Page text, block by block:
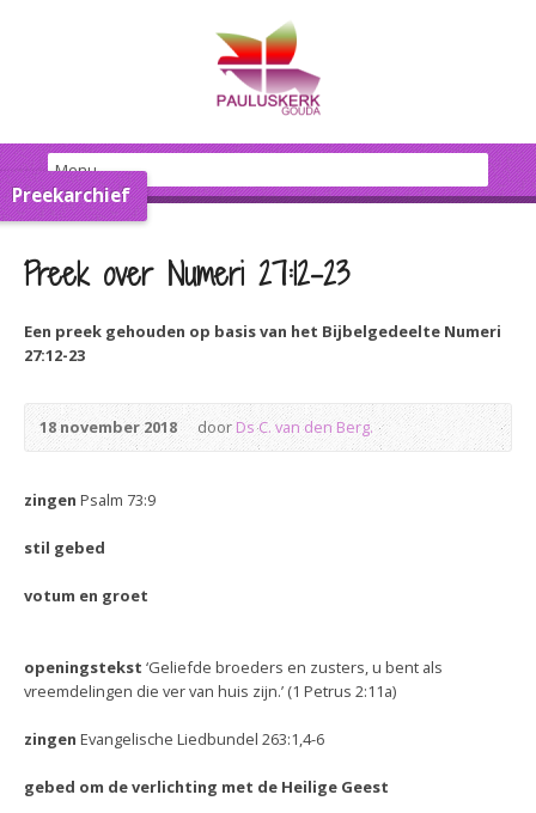
Preekarchief
Preek over Numeri 27:12-23
Een preek gehouden op basis van het Bijbelgedeelte Numeri
27:12-23
18 november 2018 doorDs C. van den Berg.
zingen Psalm 73:9
stil gebed
votum en groet
openingstekst ‘Geliefde broeders en zusters, u bent als
vreemdelingen die ver van huis zijn.’ (1 Petrus 2:11a)
zingen Evangelische Liedbundel 263:1,4-6
gebed om de verlichting met de Heilige Geest